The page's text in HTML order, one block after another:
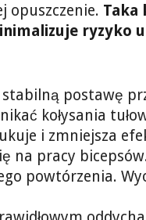
opuszczenie. Taka
ryzyko
postawę
kołysania
i zmniejsza
na pracy
powtórzenia.